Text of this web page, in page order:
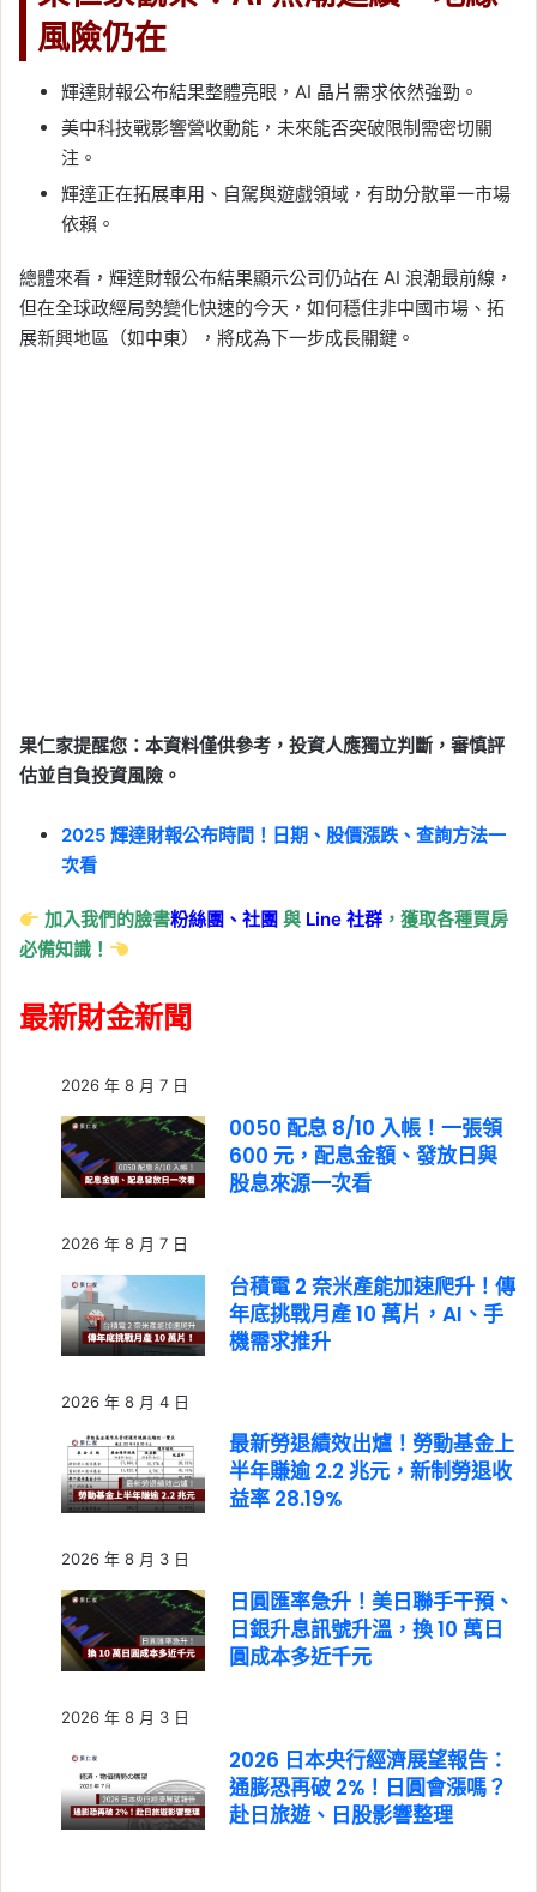
風險仍在
輝達財報公布結果整體亮眼，AI 晶片需求依然強勁。
美中科技戰影響營收動能，未來能否突破限制需密切關
注。
輝達正在拓展車用、自駕與遊戲領域，有助分散單一市場
依賴。
總體來看，輝達財報公布結果顯示公司仍站在 AI 浪潮最前線，
但在全球政經局勢變化快速的今天，如何穩住非中國市場、拓
展新興地區（如中東），將成為下一步成長關鍵。
果仁家提醒您：本資料僅供參考，投資人應獨立判斷，審慎評
估並自負投資風險。
2025 輝達財報公布時間！日期、股價漲跌、查詢方法一
次看
加入我們的臉書粉絲團、社團與 Line社群 ，獲取各種買房
必備知識！
最新財金新聞
2026 年 8 月 7 日
0050 配息 8/10 入帳！一張領
600 元，配息金額、發放日與
股息來源一次看
2026 年 8 月 7 日
台積電 2 奈米產能加速爬升！傳
年底挑戰月產 10 萬片，AI、手
機需求推升
2026 年 8 月 4 日
最新勞退績效出爐！勞動基金上
半年賺逾 2.2 兆元，新制勞退收
益率 28.19%
2026 年 8 月 3 日
日圓匯率急升！美日聯手干預、
日銀升息訊號升溫，換 10 萬日
圓成本多近千元
2026 年 8 月 3 日
2026 日本央行經濟展望報告：
通膨恐再破 2%！日圓會漲嗎？
赴日旅遊、日股影響整理